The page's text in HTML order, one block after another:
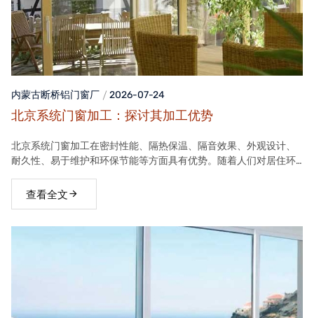
内蒙古断桥铝门窗厂 2026-07-24
北京系统门窗加工：探讨其加工优势
北京系统门窗加工在密封性能、隔热保温、隔音效果、外观设计、
耐久性、易于维护和环保节能等方面具有优势。随着人们对居住环
位。查看全文